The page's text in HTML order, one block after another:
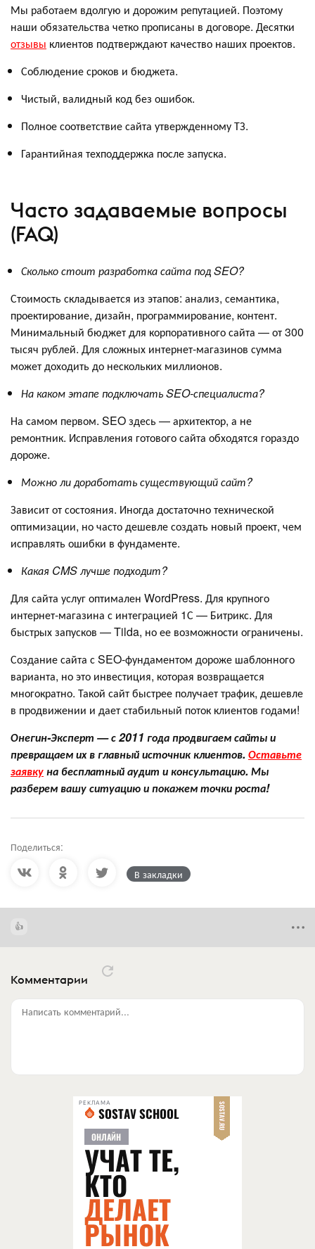
Мы работаем вдолгую и дорожим репутацией. Поэтому
наши обязательства четко прописаны в договоре. Десятки
отзывы клиентов подтверждают качество наших проектов.
Соблюдение сроков и бюджета.
Чистый, валидный код без ошибок.
Полное соответствие сайта утвержденному ТЗ.
Гарантийная техподдержка после запуска.
Часто задаваемые вопросы
(FAQ)
Сколько стоит разработка сайта под SEO?
Стоимость складывается из этапов: анализ, семантика,
проектирование, дизайн, программирование, контент.
Минимальный бюджет для корпоративного сайта — от 300
тысяч рублей. Для сложных интернет-магазинов сумма
может доходить до нескольких миллионов.
На каком этапе подключать SEO-специалиста?
На самом первом. SEO здесь — архитектор, а не
ремонтник. Исправления готового сайта обходятся гораздо
дороже.
Можно ли доработать существующий сайт?
Зависит от состояния. Иногда достаточно технической
оптимизации, но часто дешевле создать новый проект, чем
исправлять ошибки в фундаменте.
Какая CMS лучше подходит?
Для сайта услуг оптимален WordPress. Для крупного
интернет-магазина с интеграцией 1С — Битрикс. Для
быстрых запусков — Tilda, но ее возможности ограничены.
Создание сайта с SEO-фундаментом дороже шаблонного
варианта, но это инвестиция, которая возвращается
многократно. Такой сайт быстрее получает трафик, дешевле
в продвижении и дает стабильный поток клиентов годами!
Онегин-Эксперт — с 2011 года продвигаем сайты и
превращаем их в главный источник клиентов.Оставьте
заявкуна бесплатный аудит и консультацию. Мы
разберем вашу ситуацию и покажем точки роста!
Поделиться:
В закладки
Комментарии
Написать комментарий...
РЕКЛАМА